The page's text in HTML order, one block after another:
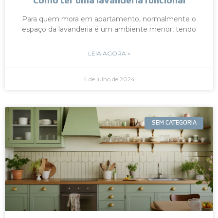
Para quem mora em apartamento, normalmente o
espaço da lavanderia é um ambiente menor, tendo
LEIA AGORA »
4 de julho de 2024
SEM CATEGORIA